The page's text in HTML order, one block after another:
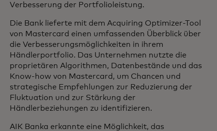
Verbesserung der Portfolioleistung.
Die Bank lieferte mit dem Acquiring Optimizer-Tool
von Mastercard einen umfassenden Überblick über
die Verbesserungsmöglichkeiten in ihrem
Händlerportfolio. Das Unternehmen nutzte die
proprietären Algorithmen, Datenbestände und das
Know-how von Mastercard, um Chancen und
strategische Empfehlungen zur Reduzierung der
Fluktuation und zur Stärkung der
Händlerbeziehungen zu identifizieren.
AIK Banka erkannte eine Möglichkeit, das